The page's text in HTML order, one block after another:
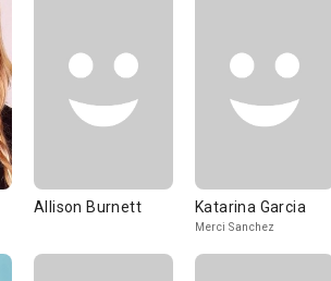
Allison Burnett Katarina Garcia
Merci Sanchez